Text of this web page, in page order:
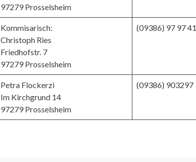
97279 Prosselsheim
Kommisarisch:
Christoph Ries
Friedhofstr. 7
97279 Prosselsheim
(09386) 97 97 41
Petra Flockerzi
Im Kirchgrund 14
97279 Prosselsheim
(09386) 903297